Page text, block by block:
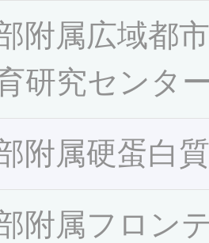
附属広域都
研究センタ
附属硬蛋白
附属フロン